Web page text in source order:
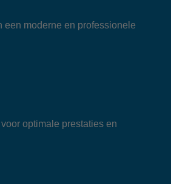
een moderne en professionele
optimale prestaties en